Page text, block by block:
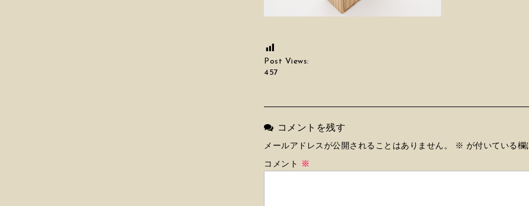
Post Views:
457
コメントを残す
メールアドレスが公開されることはありません。 ※ が付いている欄
コメント ※